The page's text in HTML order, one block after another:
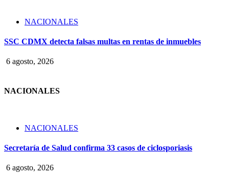
NACIONALES
SSC CDMX detecta falsas multas en rentas de inmuebles
6 agosto, 2026
NACIONALES
NACIONALES
Secretaría de Salud confirma 33 casos de ciclosporiasis
6 agosto, 2026